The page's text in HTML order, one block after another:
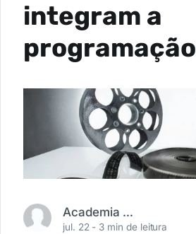
integram a
programação
Academia Médica
jul. 22 - 3 min de leitura